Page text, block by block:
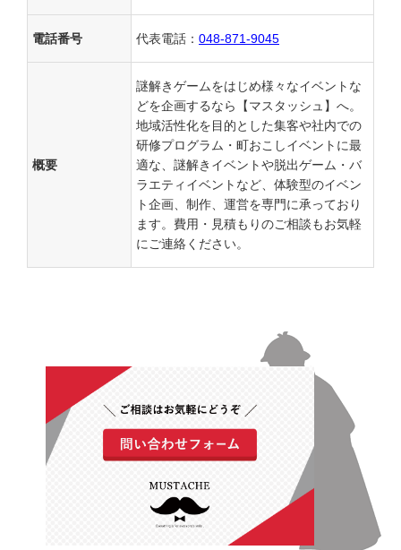
電話番号 代表電話： 048-871-9045
概要
謎解きゲームをはじめ様々なイベントな
どを企画するなら【マスタッシュ】へ。
地域活性化を目的とした集客や社内での
研修プログラム・町おこしイベントに最
適な、謎解きイベントや脱出ゲーム・バ
ラエティイベントなど、体験型のイベン
ト企画、制作、運営を専門に承っており
ます。費用・見積もりのご相談もお気軽
にご連絡ください。